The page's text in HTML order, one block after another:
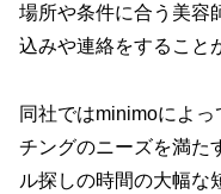
場所や条件に合う美容
込みや連絡をすること
同社ではminimoによ
チングのニーズを満た
ル探しの時間の大幅な